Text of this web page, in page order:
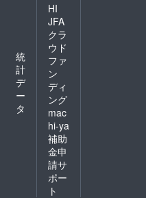
統
計
デ
ー
タ
HI
JFA
クラ
ウド
ファ
ン
ディ
ング
mac
hi-ya
補助
金申
請サ
ポー
ト